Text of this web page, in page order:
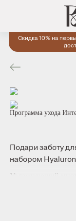
Скидка 10% на
Программа ухода
Подари заботу
набором
Увлажняющий мист
для
незаменимым